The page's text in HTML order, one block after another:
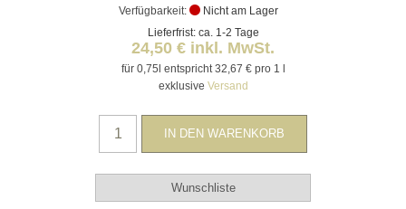
Verfügbarkeit:
Nicht am Lager
Lieferfrist: ca. 1-2 Tage
24,50 € inkl. MwSt.
für 0,75l entspricht 32,67 € pro 1 l
exklusive Versand